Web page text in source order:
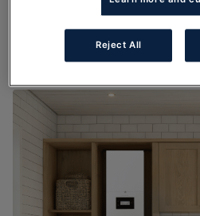
Reject All